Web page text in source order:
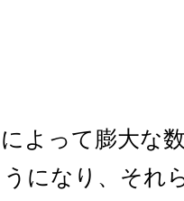
よって膨大な
になり、それ